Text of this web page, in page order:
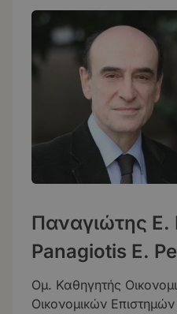
Παναγιώτης Ε.
Panagiotis E.
Ομ. Καθηγητής
Οικονομικών